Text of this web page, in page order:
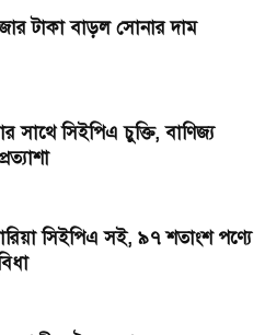
টাকা বাড়ল সোনার দাম
সাথে সিইপিএ চুক্তি, বাণিজ্য
সিইপিএ সই, ৯৭ শতাংশ পণ্যে